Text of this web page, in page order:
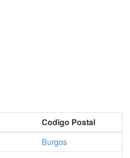
Codigo Postal
Burgos